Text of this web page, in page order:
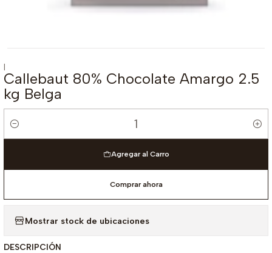
|
Callebaut 80% Chocolate Amargo 2.5
kg Belga
Cantidad
Agregar al Carro
Comprar ahora
Mostrar stock de ubicaciones
DESCRIPCIÓN